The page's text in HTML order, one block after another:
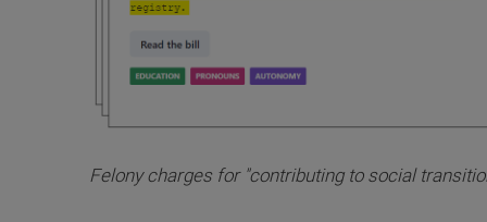
Felony charges for "contributing to social
(odkaz je externí)